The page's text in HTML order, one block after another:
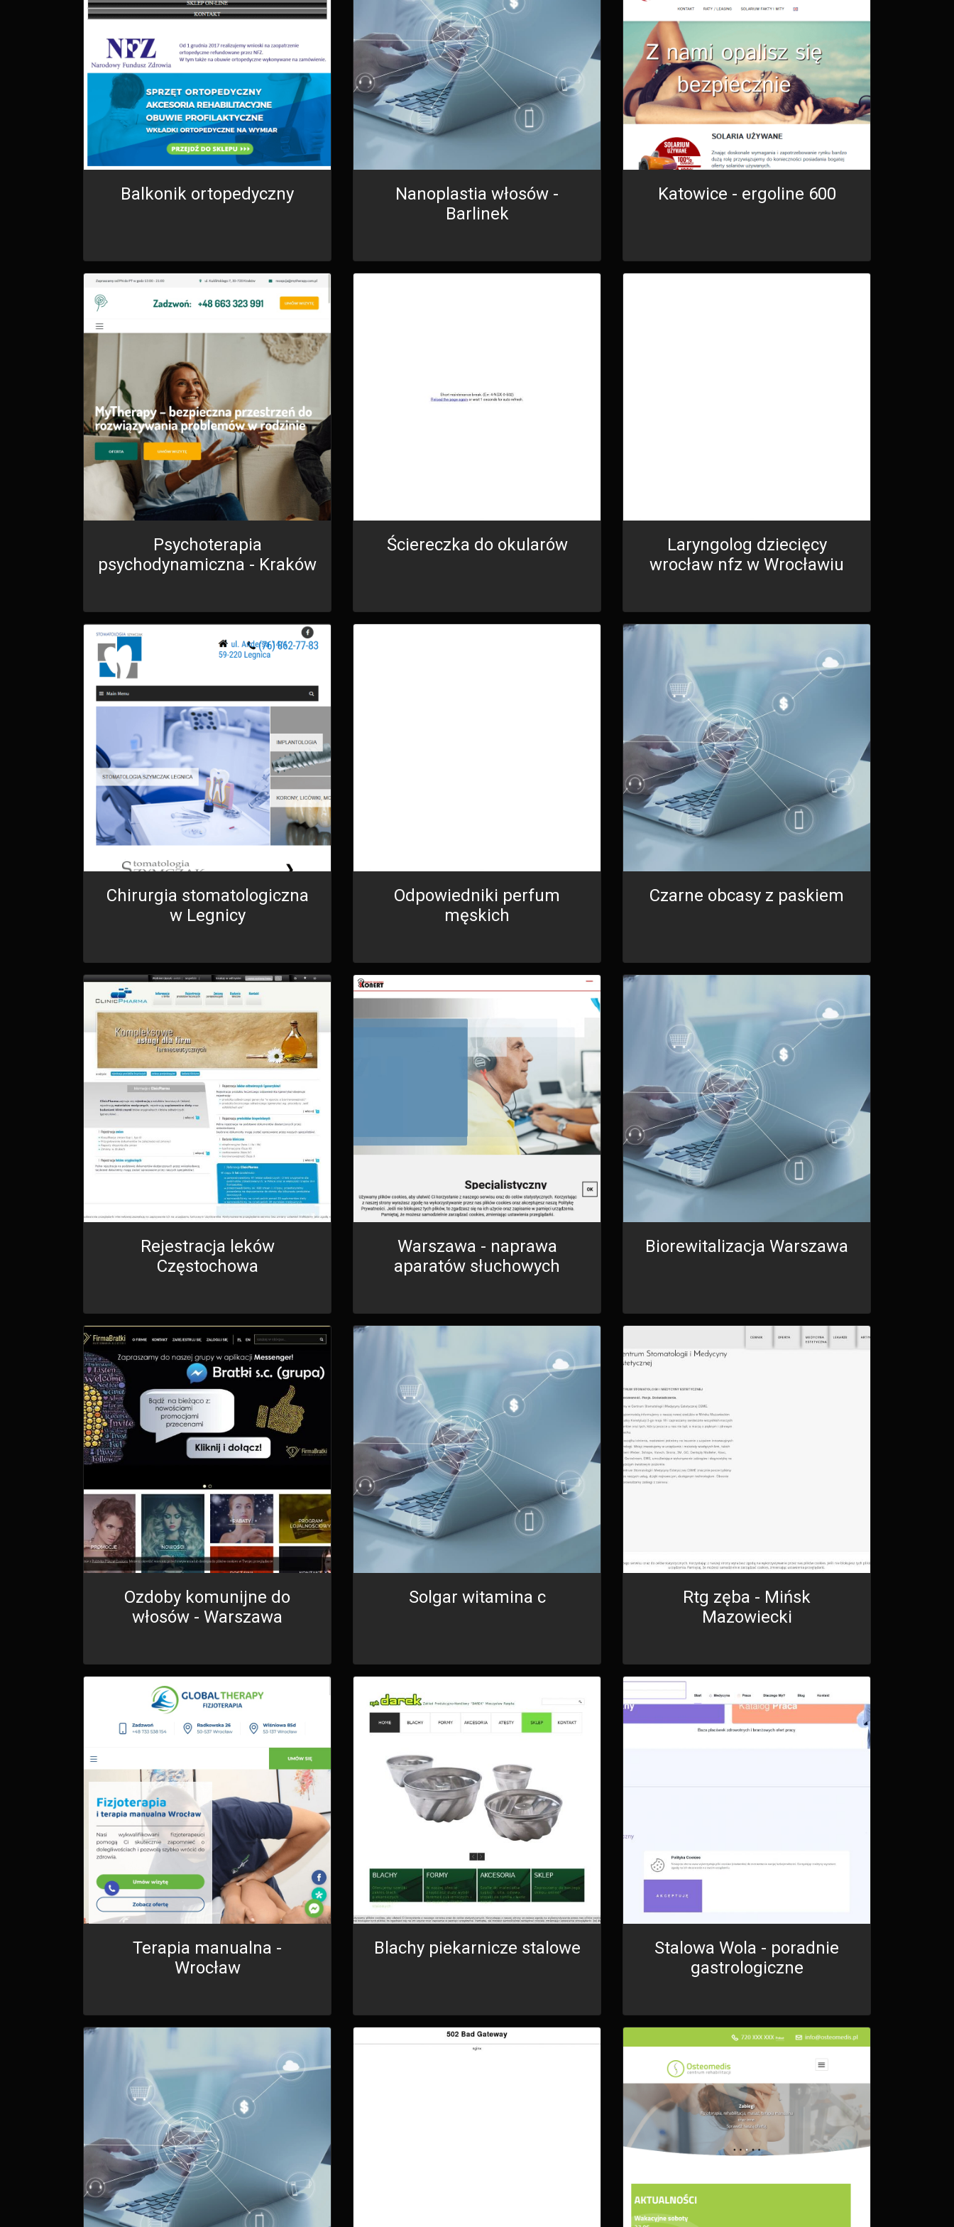
Balkonik ortopedyczny
Nanoplastia włosów -
Barlinek
Katowice - ergoline 600
Psychoterapia
psychodynamiczna - Kraków
Ściereczka do okularów
Laryngolog dziecięcy
wrocław nfz w Wrocławiu
Chirurgia stomatologiczna
w Legnicy
Odpowiedniki perfum
męskich
Czarne obcasy z paskiem
Rejestracja leków
Częstochowa
Warszawa - naprawa
aparatów słuchowych
Biorewitalizacja Warszawa
Ozdoby komunijne do
włosów - Warszawa
Solgar witamina c
Rtg zęba - Mińsk
Mazowiecki
Terapia manualna -
Wrocław
Blachy piekarnicze stalowe
Stalowa Wola - poradnie
gastrologiczne